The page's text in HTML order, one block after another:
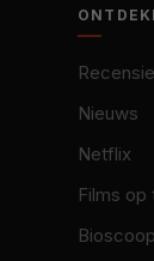
Nieuws
Netflix
Films op
Bioscoop